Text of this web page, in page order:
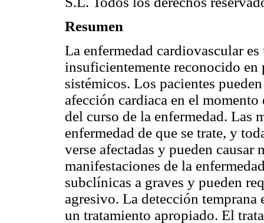
Resumen
La enfermedad cardiovascular
insuficientemente reconocido en
sistémicos. Los pacientes
afección cardiaca en el
del curso de la enfermedad. Las
enfermedad de que se trate, y
verse afectadas y pueden
manifestaciones de la
subclínicas a graves y pueden
agresivo. La detección
un tratamiento apropiado. El